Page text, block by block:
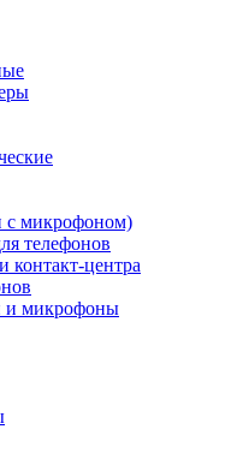
с микрофоном)
телефонов
контакт-центра
и микрофоны